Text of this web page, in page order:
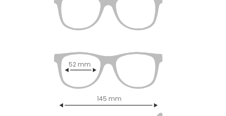
52 mm
145 mm